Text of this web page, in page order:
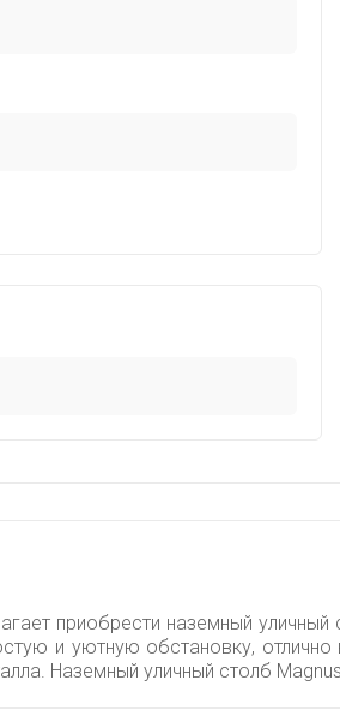
приобрести наземный
и уютную обстановку,
Наземный уличный столб